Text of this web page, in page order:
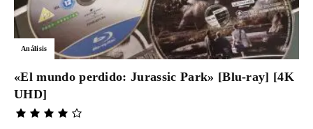
Análisis
«El mundo perdido: Jurassic Park» [Blu-ray] [4K
UHD]